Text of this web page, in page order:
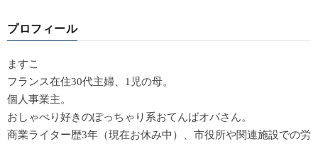
プロフィール
ますこ
フランス在住30代主婦、1児の母。
個人事業主。
おしゃべり好きのぽっちゃり系おてんばオバさん。
商業ライター歴3年（現在お休み中）、市役所や関連施設での労